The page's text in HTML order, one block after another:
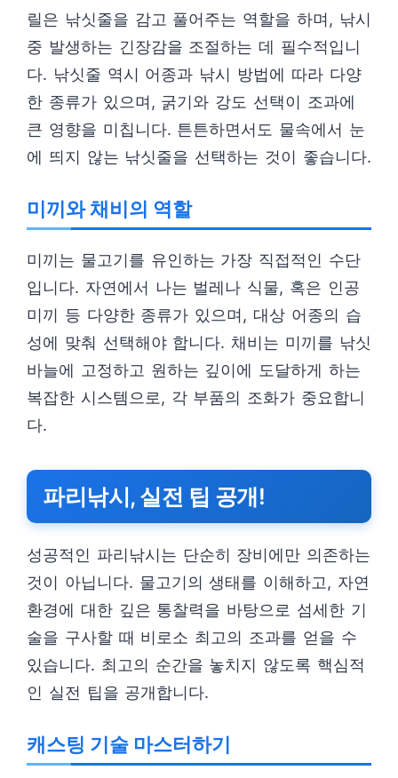
릴은 낚싯줄을 감고 풀어주는 역할을 하며, 낚시
중 발생하는 긴장감을 조절하는 데 필수적입니
다. 낚싯줄 역시 어종과 낚시 방법에 따라 다양
한 종류가 있으며, 굵기와 강도 선택이 조과에
큰 영향을 미칩니다. 튼튼하면서도 물속에서 눈
에 띄지 않는 낚싯줄을 선택하는 것이 좋습니다.
미끼와 채비의 역할
미끼는 물고기를 유인하는 가장 직접적인 수단
입니다. 자연에서 나는 벌레나 식물, 혹은 인공
미끼 등 다양한 종류가 있으며, 대상 어종의 습
성에 맞춰 선택해야 합니다. 채비는 미끼를 낚싯
바늘에 고정하고 원하는 깊이에 도달하게 하는
복잡한 시스템으로, 각 부품의 조화가 중요합니
다.
파리낚시, 실전 팁 공개!
성공적인 파리낚시는 단순히 장비에만 의존하는
것이 아닙니다. 물고기의 생태를 이해하고, 자연
환경에 대한 깊은 통찰력을 바탕으로 섬세한 기
술을 구사할 때 비로소 최고의 조과를 얻을 수
있습니다. 최고의 순간을 놓치지 않도록 핵심적
인 실전 팁을 공개합니다.
캐스팅 기술 마스터하기